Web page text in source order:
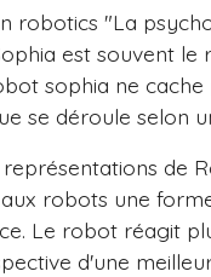
robotics "La
est souvent
sophia ne
se déroule selon
de
robots une
Le robot réagit
d'une